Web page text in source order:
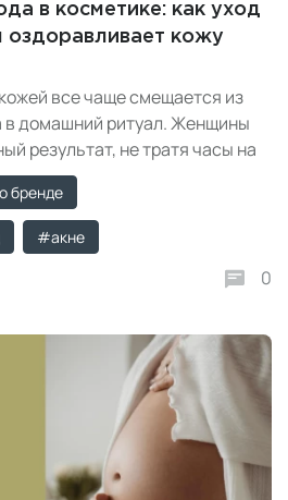
в косметике: как уход
оздоравливает кожу
все чаще смещается из
в домашний ритуал. Женщины
результат, не тратя часы на
Отсюда —
поколения, которая
и натуральные формулы.
стали сыворотки и
бренде
#акне
0